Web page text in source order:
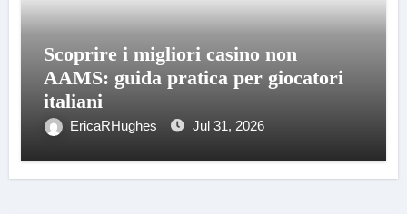
Scoprire i migliori casino non
AAMS: guida pratica per giocatori
italiani
EricaRHughes Jul 31, 2026